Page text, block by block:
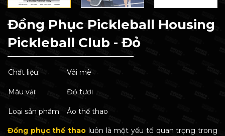
Đồng Phục Pickleball Housing
Pickleball Club - Đỏ
Chất liệu: Vải mè
Màu vải: Đỏ tươi
Loại sản phẩm: Áo thể thao
Đồng phục thể thao luôn là một yếu tố quan trọng trong